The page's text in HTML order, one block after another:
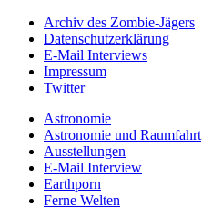
Archiv des Zombie-Jägers
Datenschutzerklärung
E-Mail Interviews
Impressum
Twitter
Astronomie
Astronomie und Raumfahrt
Ausstellungen
E-Mail Interview
Earthporn
Ferne Welten